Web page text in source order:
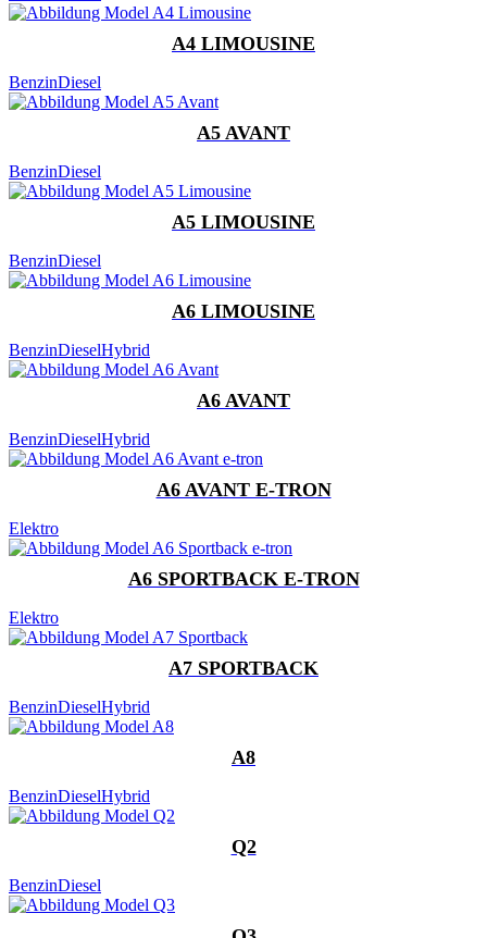
A4 LIMOUSINE
BenzinDiesel
A5 AVANT
BenzinDiesel
A5 LIMOUSINE
BenzinDiesel
A6 LIMOUSINE
BenzinDieselHybrid
A6 AVANT
BenzinDieselHybrid
A6 AVANT E-TRON
Elektro
A6 SPORTBACK E-TRON
Elektro
A7 SPORTBACK
BenzinDieselHybrid
A8
BenzinDieselHybrid
Q2
BenzinDiesel